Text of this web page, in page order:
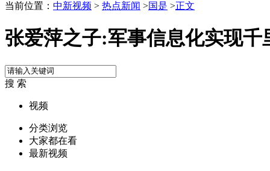
当前位置： 中新视频 > 热点新闻 >国是 >正文
张爱萍之子:军事信息化实现千
搜 索
视频
分类浏览
大家都在看
最新视频